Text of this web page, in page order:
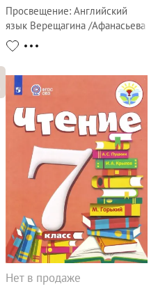
Просвещение: Английский
язык Верещагина /Афанасьева
Нет в продаже